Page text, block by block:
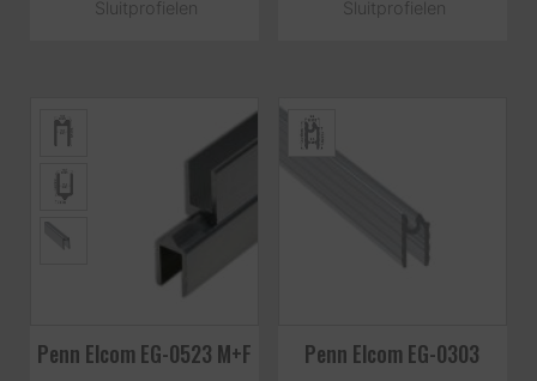
Sluitprofielen Sluitprofielen
Penn Elcom EG-0523 M+F
Penn Elcom EG-0303